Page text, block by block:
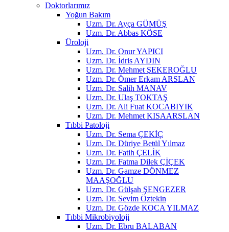
Doktorlarımız
Yoğun Bakım
Uzm. Dr. Ayça GÜMÜŞ
Uzm. Dr. Abbas KÖSE
Üroloji
Uzm. Dr. Onur YAPICI
Uzm. Dr. İdris AYDIN
Uzm. Dr. Mehmet ŞEKEROĞLU
Uzm. Dr. Ömer Erkam ARSLAN
Uzm. Dr. Salih MANAV
Uzm. Dr. Ulaş TOKTAŞ
Uzm. Dr. Ali Fuat KOCABIYIK
Uzm. Dr. Mehmet KISAARSLAN
Tıbbi Patoloji
Uzm. Dr. Sema ÇEKİÇ
Uzm. Dr. Düriye Betül Yılmaz
Uzm. Dr. Fatih ÇELİK
Uzm. Dr. Fatma Dilek ÇİÇEK
Uzm. Dr. Gamze DÖNMEZ
MAAŞOĞLU
Uzm. Dr. Gülşah ŞENGEZER
Uzm. Dr. Sevim Öztekin
Uzm. Dr. Gözde KOCA YILMAZ
Tıbbi Mikrobiyoloji
Uzm. Dr. Ebru BALABAN